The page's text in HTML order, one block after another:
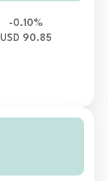
-0.10%
USD 90.85